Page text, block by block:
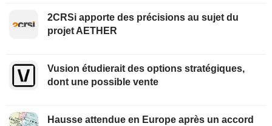
2CRSi apporte des précisions au sujet du
projet AETHER
Vusion étudierait des options stratégiques,
dont une possible vente
Hausse attendue en Europe après un accord